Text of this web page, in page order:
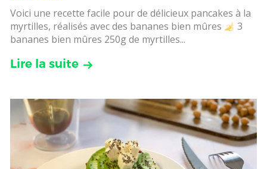
Voici une recette facile pour de délicieux pancakes à la
myrtilles, réalisés avec des bananes bien mûres
3
bananes bien mûres 250g de myrtilles...
Lire la suite